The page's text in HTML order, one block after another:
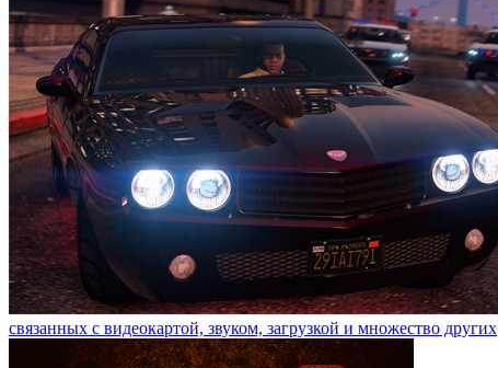
связанных с видеокартой, звуком, загрузкой и множество других